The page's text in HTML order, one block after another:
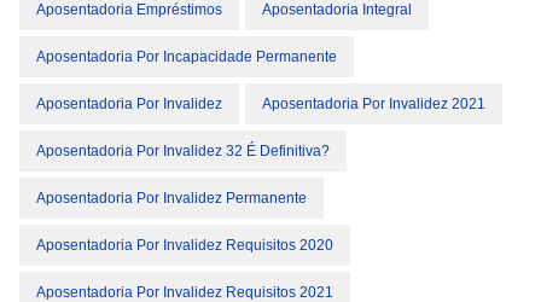
Aposentadoria Empréstimos Aposentadoria Integral
Aposentadoria Por Incapacidade Permanente
Aposentadoria Por Invalidez Aposentadoria Por Invalidez 2021
Aposentadoria Por Invalidez 32 É Definitiva?
Aposentadoria Por Invalidez Permanente
Aposentadoria Por Invalidez Requisitos 2020
Aposentadoria Por Invalidez Requisitos 2021